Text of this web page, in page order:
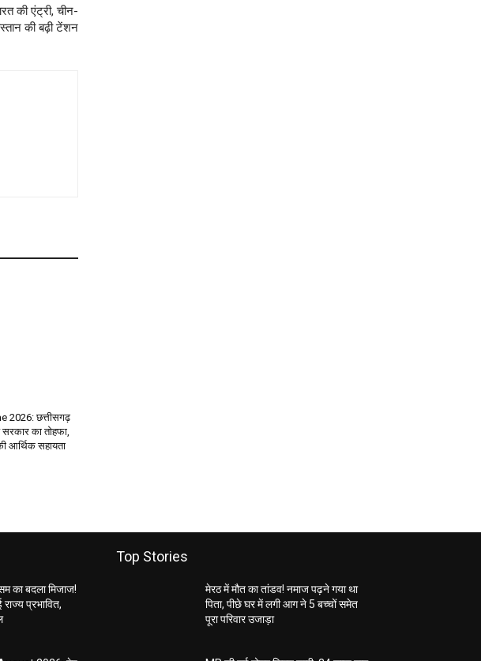
की एंट्री, चीन-
की बढ़ी टेंशन
2026: छत्तीसगढ़
का तोहफा,
आर्थिक सहायता
का बदला मिजाज!
प्रभावित,
Top Stories
मेरठ में मौत का तांडव! नमाज पढ़ने गया था
पिता, पीछे घर में लगी आग ने 5 बच्चों समेत
पूरा परिवार उजाड़ा